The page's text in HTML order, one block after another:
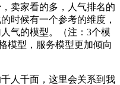
卖家看的多，人气排名的
时候有一个参考的维度，
气的模型。（注：3个模
模型，服务模型更加倾向
人千面，这里会关系到我